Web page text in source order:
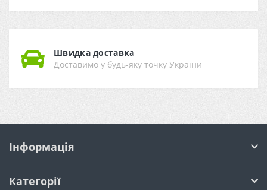
Швидка доставка
Доставимо у будь-яку точку України
Інформація
Категорії